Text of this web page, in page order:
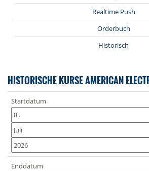
Realtime Push
Orderbuch
Historisch
HISTORISCHE KURSE AMERICAN
Startdatum
Enddatum